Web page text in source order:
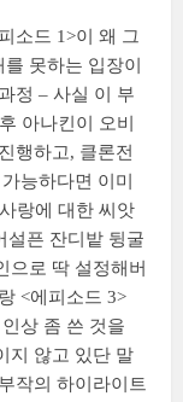
소드 1>이 왜 그
못하는 입장이
정 – 사실 이 부
아나킨이 오비
행하고, 클론전
능하다면 이미
랑에 대한 씨앗
설픈 잔디밭 뒹굴
으로 딱 설정해버
<에피소드 3>
상 좀 쓴 것을
지 않고 있단 말
작의 하이라이트